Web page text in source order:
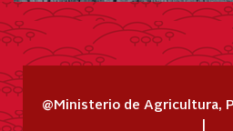
@Ministerio de Agricultura,